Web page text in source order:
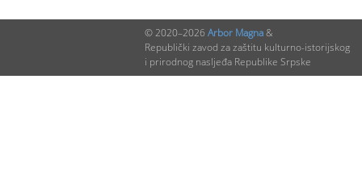
© 2020–2026 Arbor Magna&
Republički zavod za zaštitu kulturno-istorijskog
i prirodnog nasljeđa Republike Srpske